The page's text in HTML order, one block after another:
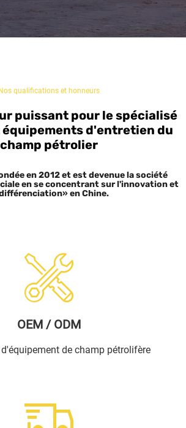
Nos qualifications et honneurs
puissant pour le spécialisé
équipements d'entretien du
champ pétrolier
en 2012 et est devenue la société
en se concentrant sur l'innovation et
en Chine.
OEM / ODM
de champ pétrolifère